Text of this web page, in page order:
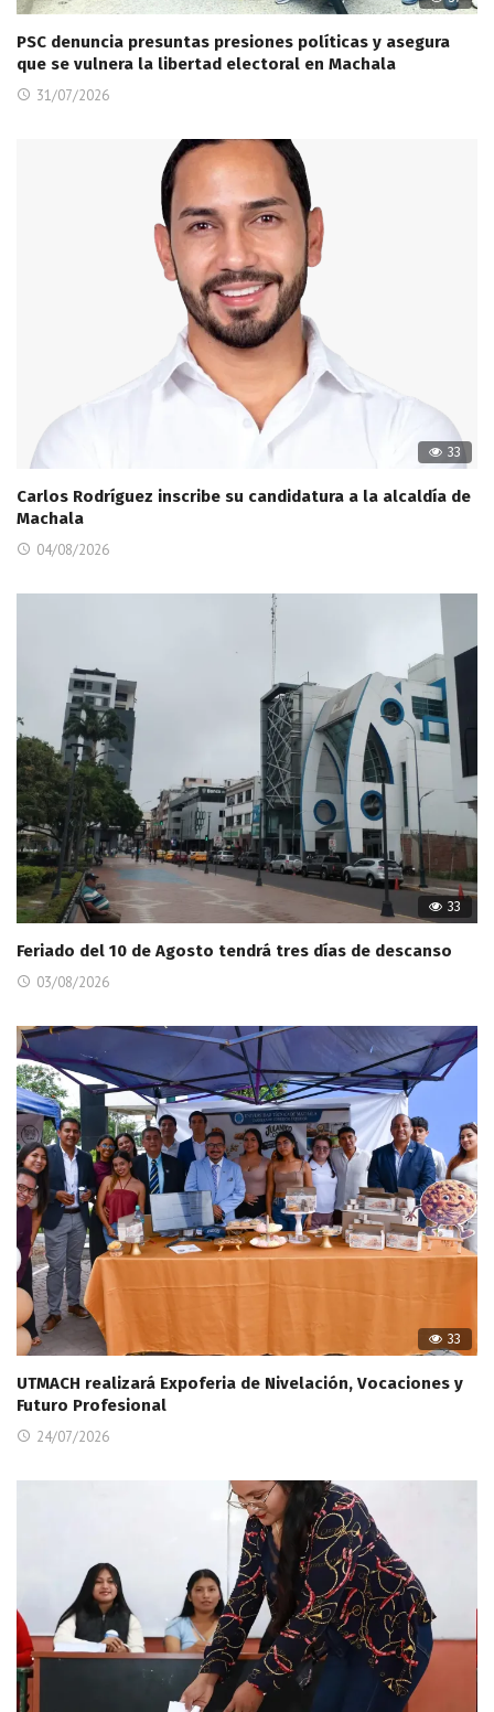
PSC denuncia presuntas presiones políticas y asegura
que se vulnera la libertad electoral en Machala
31/07/2026
33
Carlos Rodríguez inscribe su candidatura a la alcaldía de
Machala
04/08/2026
33
Feriado del 10 de Agosto tendrá tres días de descanso
03/08/2026
33
UTMACH realizará Expoferia de Nivelación, Vocaciones y
Futuro Profesional
24/07/2026